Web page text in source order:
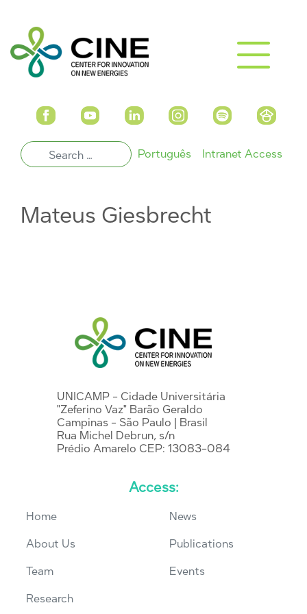
Português Intranet Access
Mateus Giesbrecht
UNICAMP - Cidade Universitária
"Zeferino Vaz" Barão Geraldo
Campinas - São Paulo | Brasil
Rua Michel Debrun, s/n
Prédio Amarelo CEP: 13083-084
Access:
Home
About Us
Team
Research
News
Publications
Events